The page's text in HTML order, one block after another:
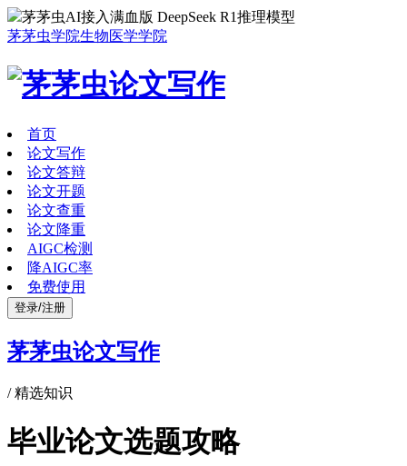
茅茅虫AI接入满血版 DeepSeek R1推理模型
茅茅虫学院生物医学学院
首页
论文写作
论文答辩
论文开题
论文查重
论文降重
AIGC检测
降AIGC率
免费使用
登录/注册
茅茅虫论文写作
/精选知识
毕业论文选题攻略